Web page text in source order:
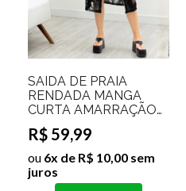
SAÍDA DE PRAIA
RENDADA MANGA
CURTA AMARRAÇÃO
FRONTAL NEIDE
R$ 59,99
ou 6x de R$ 10,00 sem
juros